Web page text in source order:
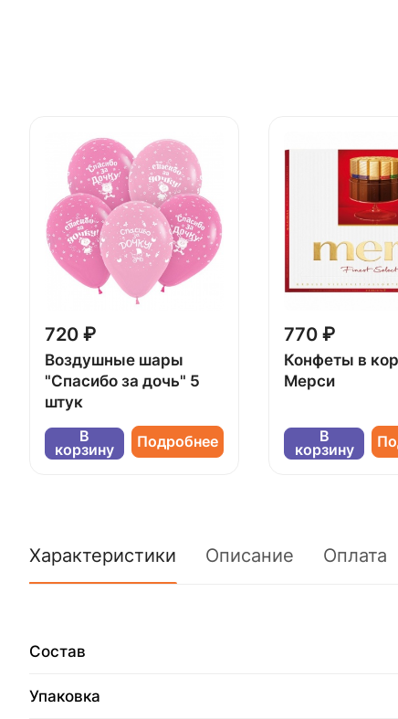
720 ₽
Воздушные шары
"Спасибо за дочь" 5
штук
В
корзину
Подробнее
770 ₽
Конфеты в
Мерси
В
корзину
Характеристики Описание Оплата
Состав
Упаковка